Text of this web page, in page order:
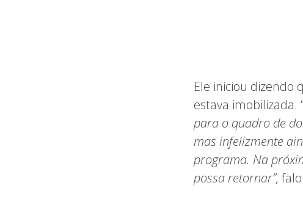
Ele iniciou
estava imobilizada.
para o quadro de
mas infelizmente
programa. Na
possa retornar”,